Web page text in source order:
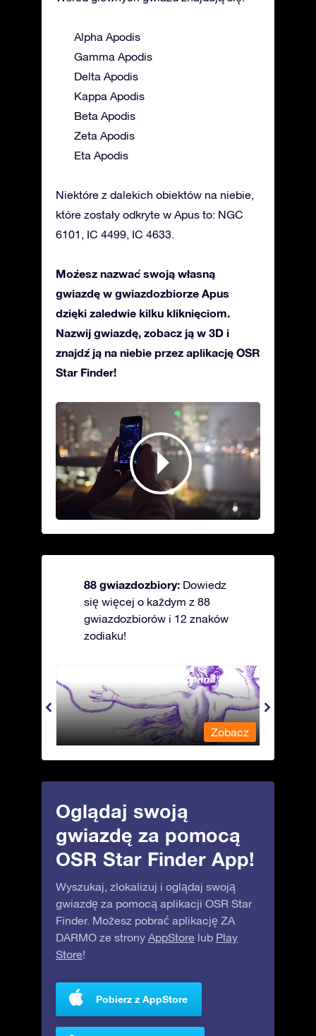
Alpha Apodis
Gamma Apodis
Delta Apodis
Kappa Apodis
Beta Apodis
Zeta Apodis
Eta Apodis
Niektóre z dalekich obiektów na niebie,
które zostały odkryte w Apus to: NGC
6101, IC 4499, IC 4633.
Możesz nazwać swoją własną
gwiazdę w gwiazdozbiorze Apus
dzięki zaledwie kilku kliknięciom.
Nazwij gwiazdę, zobacz ją w 3D i
znajdź ją na niebie przez aplikację OSR
Star Finder!
88 gwiazdozbiory: Dowiedz
się więcej o każdym z 88
gwiazdozbiorów i 12 znaków
zodiaku!
Andromeda - Związana panna
Zobacz
Oglądaj swoją
gwiazdę za pomocą
OSR Star Finder App!
Wyszukaj, zlokalizuj i oglądaj swoją
gwiazdę za pomocą aplikacji OSR Star
Finder. Możesz pobrać aplikację ZA
DARMO ze strony AppStore lub Play
Store!
Pobierz z AppStore